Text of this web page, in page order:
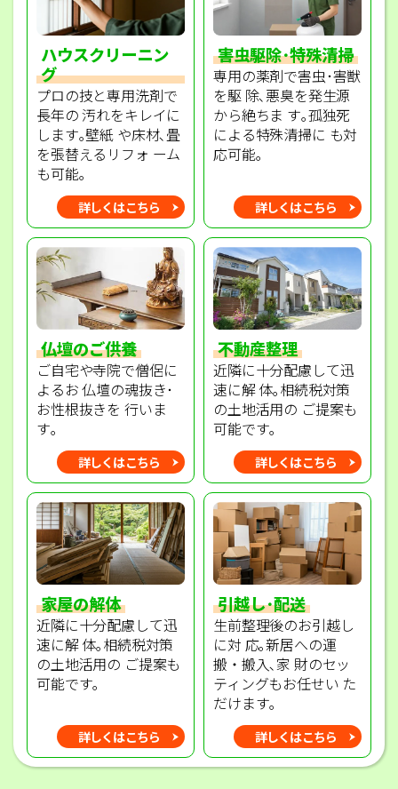
ハウスクリーニン
グ
プロの技と専用洗剤で
長年の 汚れをキレイに
します｡壁紙 や床材､畳
を張替えるリフォ ーム
も可能｡
詳しくはこちら
害虫駆除･特殊清掃
専用の薬剤で害虫･害獣
を駆 除､悪臭を発生源
から絶ちま す｡孤独死
による特殊清掃に も対
応可能｡
詳しくはこちら
仏壇のご供養
ご自宅や寺院で僧侶に
よるお 仏壇の魂抜き･
お性根抜きを 行いま
す｡
詳しくはこちら
不動産整理
近隣に十分配慮して迅
速に解 体｡相続税対策
の土地活用の ご提案も
可能です｡
詳しくはこちら
家屋の解体
近隣に十分配慮して迅
速に解 体｡相続税対策
の土地活用の ご提案も
可能です｡
詳しくはこちら
引越し･配送
生前整理後のお引越し
に対 応｡新居への運
搬・搬入､家 財のセッ
ティングもお任せい た
だけます｡
詳しくはこちら